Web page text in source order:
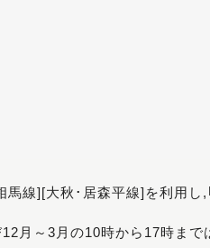
線][大秋･居森平線]を利用し,
月～3月の10時から17時まで